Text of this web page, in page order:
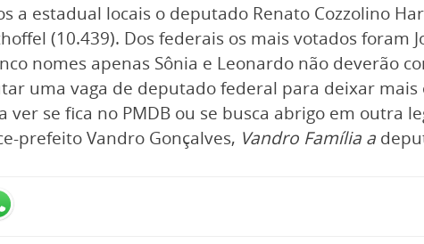
a estadual locais o deputado Renato Cozzolino
(10.439). Dos federais os mais votados foram
nomes apenas Sônia e Leonardo não deverão
uma vaga de deputado federal para deixar
se fica no PMDB ou se busca abrigo em outra
prefeito Vandro Gonçalves, Vandro Família a